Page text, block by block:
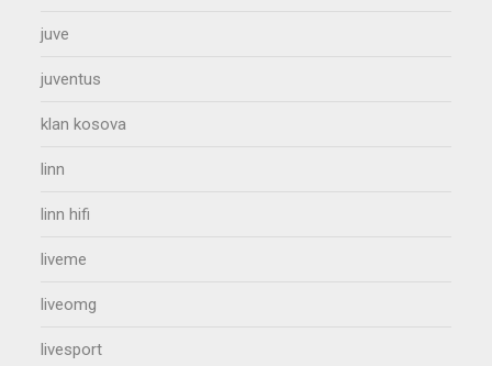
juve
juventus
klan kosova
linn
linn hifi
liveme
liveomg
livesport